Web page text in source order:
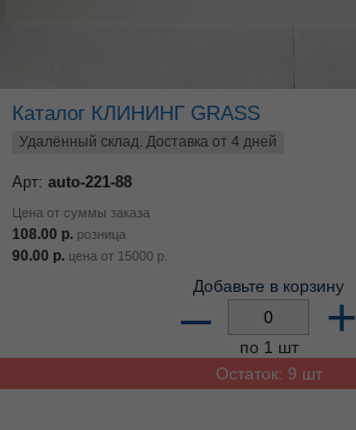
Каталог КЛИНИНГ GRASS
Удалённый склад. Доставка от 4 дней
Арт: auto-221-88
Цена от суммы заказа
108.00 р. розница
90.00 р. цена от 15000 р.
Добавьте в корзину
– +
по 1 шт
Остаток: 9 шт